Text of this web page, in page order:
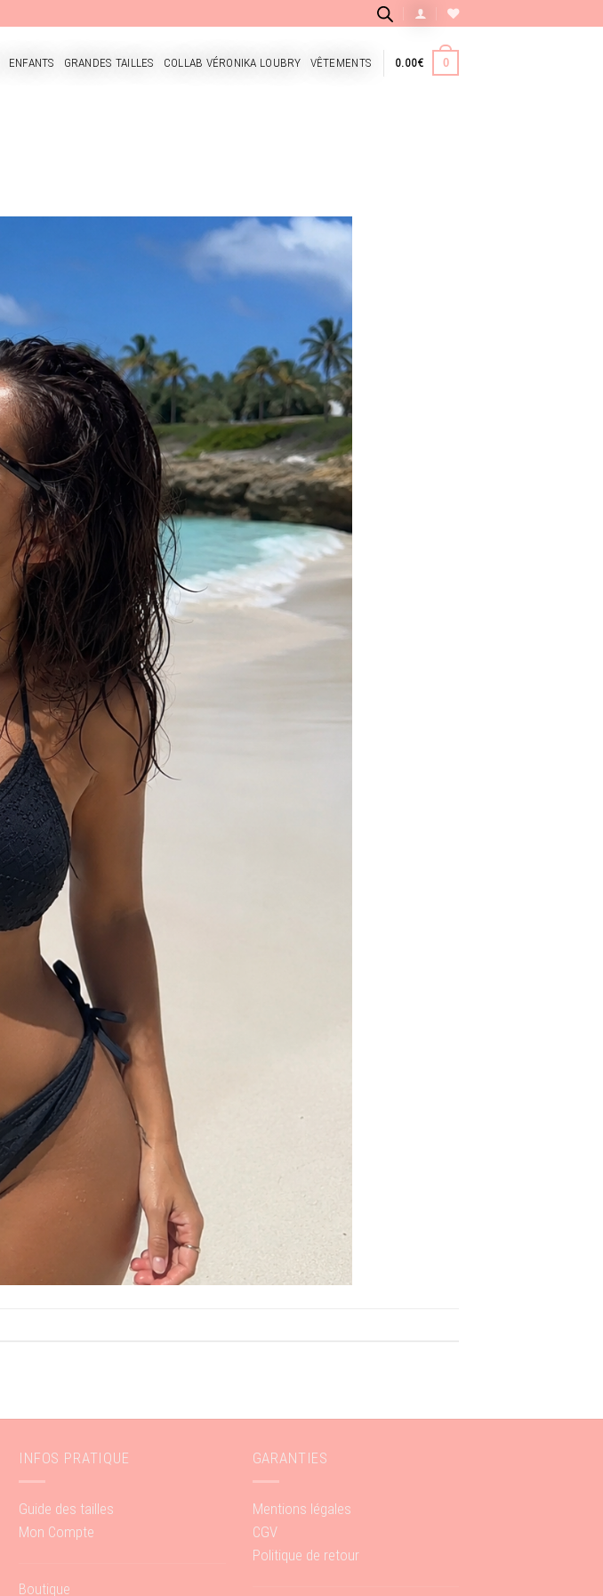
ENFANTS GRANDES TAILLES COLLAB VÉRONIKA LOUBRY VÊTEMENTS 0.00€ 0
INFOS PRATIQUE
Guide des tailles
Mon Compte
Boutique
GARANTIES
Mentions légales
CGV
Politique de retour